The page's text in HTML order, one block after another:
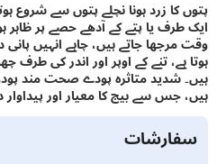
زرد ہونا نچلے پتوں سے شروع ہوتا
یا پتے کے آدھے حصے پر ظاہر ہوتی
جاتے ہیں، چاہے انہیں پانی دیا
تنے کے اوپر اور اندر کی طرف چھوٹے
شدید متاثرہ پودے صحت مند پودوں
سے بیج کا معیار اور پیداوار دونوں